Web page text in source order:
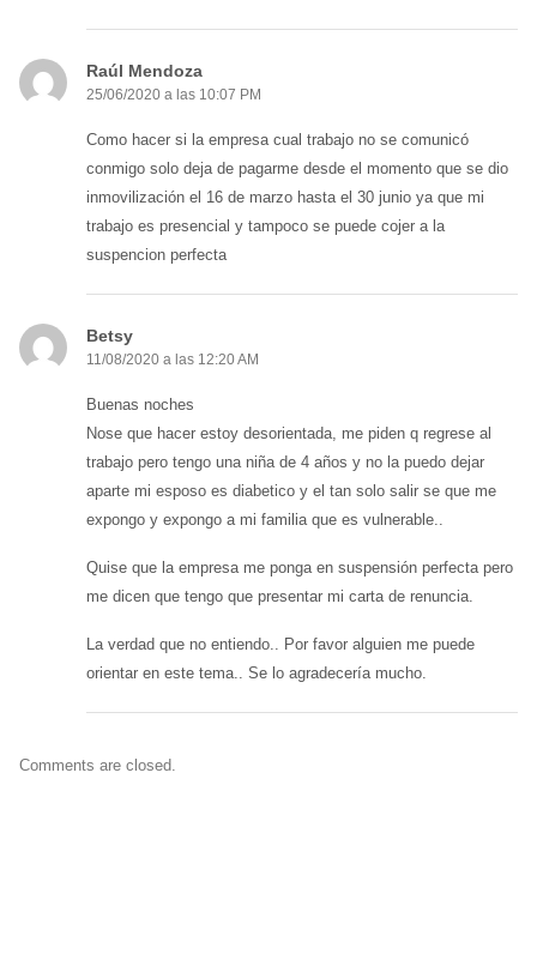
Raúl Mendoza
25/06/2020 a las 10:07 PM
Como hacer si la empresa cual trabajo no se comunicó
conmigo solo deja de pagarme desde el momento que se dio
inmovilización el 16 de marzo hasta el 30 junio ya que mi
trabajo es presencial y tampoco se puede cojer a la
suspencion perfecta
Betsy
11/08/2020 a las 12:20 AM
Buenas noches
Nose que hacer estoy desorientada, me piden q regrese al
trabajo pero tengo una niña de 4 años y no la puedo dejar
aparte mi esposo es diabetico y el tan solo salir se que me
expongo y expongo a mi familia que es vulnerable..
Quise que la empresa me ponga en suspensión perfecta pero
me dicen que tengo que presentar mi carta de renuncia.
La verdad que no entiendo.. Por favor alguien me puede
orientar en este tema.. Se lo agradecería mucho.
Comments are closed.